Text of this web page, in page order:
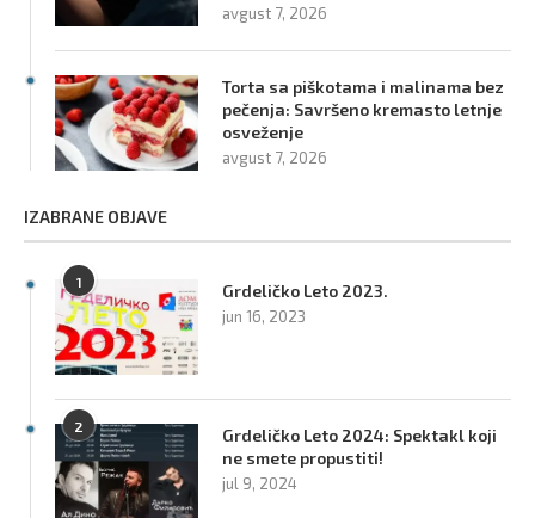
avgust 7, 2026
Torta sa piškotama i malinama bez
pečenja: Savršeno kremasto letnje
osveženje
avgust 7, 2026
IZABRANE OBJAVE
1 Grdeličko Leto 2023.
jun 16, 2023
2
Grdeličko Leto 2024: Spektakl koji
ne smete propustiti!
jul 9, 2024